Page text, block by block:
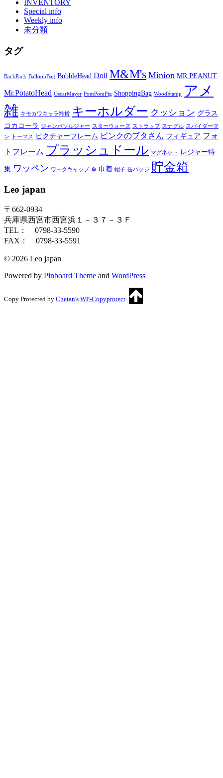
INVENTORY
Special info
Weekly info
未分類
タグ
BackPack BalloonBag BobbleHead Doll M&M's Minion MR.PEANUT
Mr.PotatoHead OscarMayer PomPomPig ShoppingBag WoodStamp
アメ
雑 キモカワキャラ雑貨 キーホルダー クッション グラス
コカコーラ
ジャンボソルジャー スターウォーズ ストラップ スナグル スパイダーマ
ン
トーマス ピクチャーフレーム ピンクのブタさん フィギュア フォ
トフレーム プラッシュドール マグネット レジャー特
集 ワッペン ワークキャップ 傘 巾着 帽子 缶バッジ 貯金箱
Leo japan
〒662-0934
兵庫県西宮市西宮浜１－３７－３Ｆ
TEL： 0798-33-5590
FAX： 0798-33-5591
© 2026 Leo japan
Powered by Pinboard Theme and WordPress
Copy Protected by Chetan's WP-Copyprotect.